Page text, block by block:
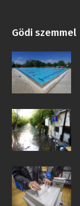
Gödi szemmel